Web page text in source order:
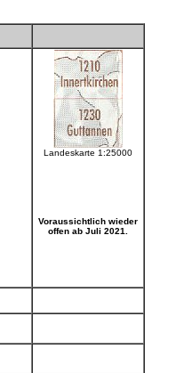
Landeskarte 1:25000
Voraussichtlich wieder
offen ab Juli 2021.